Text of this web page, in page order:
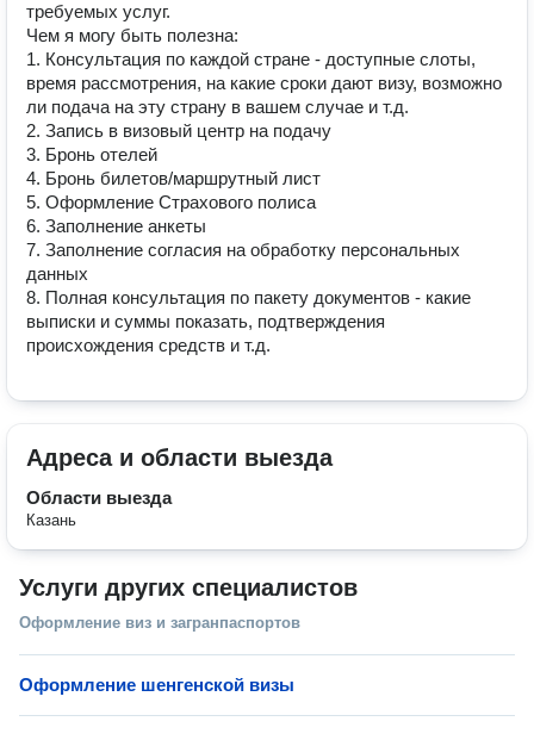
требуемых услуг.
Чем я могу быть полезна:
1. Консультация по каждой стране - доступные слоты,
время рассмотрения, на какие сроки дают визу, возможно
ли подача на эту страну в вашем случае и т.д.
2. Запись в визовый центр на подачу
3. Бронь отелей
4. Бронь билетов/маршрутный лист
5. Оформление Страхового полиса
6. Заполнение анкеты
7. Заполнение согласия на обработку персональных
данных
8. Полная консультация по пакету документов - какие
выписки и суммы показать, подтверждения
происхождения средств и т.д.
Адреса и области выезда
Области выезда
Казань
Услуги других специалистов
Оформление виз и загранпаспортов
Оформление шенгенской визы